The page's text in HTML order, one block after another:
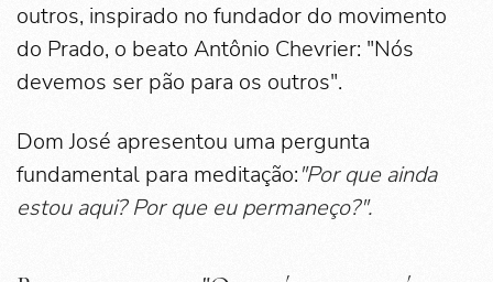
outros, inspirado no fundador do movimento
do Prado, o beato Antônio Chevrier: "Nós
devemos ser pão para os outros".
Dom José apresentou uma pergunta
fundamental para meditação:"Por que ainda
estou aqui? Por que eu permaneço?".